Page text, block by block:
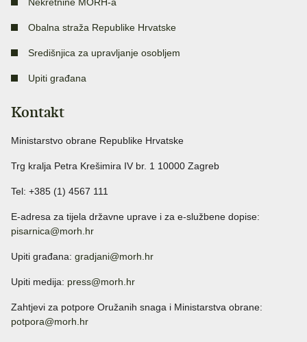
Obalna straža Republike Hrvatske
Središnjica za upravljanje osobljem
Upiti građana
Kontakt
Ministarstvo obrane Republike Hrvatske
Trg kralja Petra Krešimira IV br. 1 10000 Zagreb
Tel: +385 (1) 4567 111
E-adresa za tijela državne uprave i za e-službene dopise:
pisarnica@morh.hr
Upiti građana: gradjani@morh.hr
Upiti medija: press@morh.hr
Zahtjevi za potpore Oružanih snaga i Ministarstva obrane:
potpora@morh.hr